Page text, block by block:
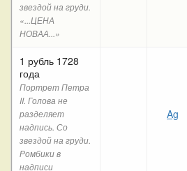
звездой на груди.
«...ЦЕНА
НОВАА...»
1 рубль 1728
года
Портрет Петра
II. Голова не
разделяет
надпись. Со
звездой на груди.
Ромбики в
надписи
Ag